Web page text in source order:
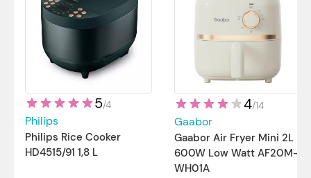
5/4
Philips
Philips Rice Cooker
HD4515/91 1,8 L
4/14
Gaabor
Gaabor Air Fryer Mini 2L
600W Low Watt AF20M-
WH01A